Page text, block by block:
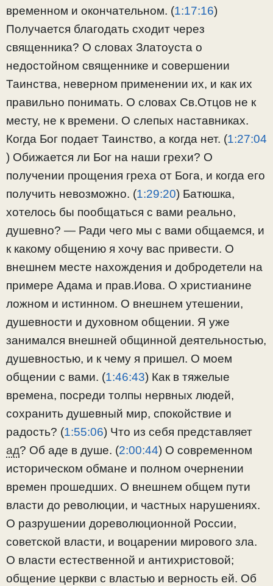
временном и окончательном. (1:17:16​)
Получается благодать сходит через
священника? О словах Златоуста о
недостойном священнике и совершении
Таинства, неверном применении их, и как их
правильно понимать. О словах Св.Отцов не к
месту, не к времени. О слепых наставниках.
Когда Бог подает Таинство, а когда нет. (1:27:04
) Обижается ли Бог на наши грехи? О
получении прощения греха от Бога, и когда его
получить невозможно. (1:29:20​) Батюшка,
хотелось бы пообщаться с вами реально,
душевно? — Ради чего мы с вами общаемся, и
к какому общению я хочу вас привести. О
внешнем месте нахождения и добродетели на
примере Адама и прав.Иова. О христианине
ложном и истинном. О внешнем утешении,
душевности и духовном общении. Я уже
занимался внешней общинной деятельностью,
душевностью, и к чему я пришел. О моем
общении с вами. (1:46:43​) Как в тяжелые
времена, посреди толпы нервных людей,
сохранить душевный мир, спокойствие и
радость? (1:55:06​) Что из себя представляет
ад? Об аде в душе. (2:00:44​) О современном
историческом обмане и полном очернении
времен прошедших. О внешнем общем пути
власти до революции, и частных нарушениях.
О разрушении дореволюционной России,
советской власти, и воцарении мирового зла.
О власти естественной и антихристовой;
общение церкви с властью и верность ей. Об